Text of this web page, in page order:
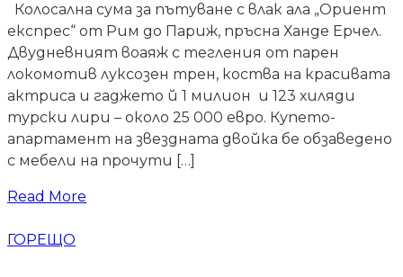
Колосална сума за пътуване с влак ала „Ориент
експрес“ от Рим до Париж, пръсна Ханде Ерчел.
Двудневният воаяж с тегления от парен
локомотив луксозен трен, коства на красивата
актриса и гаджето й 1 милион и 123 хиляди
турски лири – около 25 000 евро. Купето-
апартамент на звездната двойка бе обзаведено
с мебели на прочути […]
Read More
ГОРЕЩО